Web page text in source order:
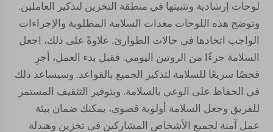
لوحات إرشادية وتثبيتها في منطقة التخزين لتذكير العاملين.
وتوضح هذه اللوحات معدات السلامة المطلوبة والإجراءات
الواجب اتخاذها في حالات الطوارئ. علاوةً على ذلك، اجعل
السلامة جزءًا من الروتين اليومي. فقبل بدء العمل، أجرِ
فحصًا سريعًا للسلامة لتذكير الجميع بالقواعد. وسيساعد ذلك
في الحفاظ على الوعي بالسلامة. وبتوفير التثقيف المستمر
للفريق وجعل السلامة أولوية قصوى، يمكنك ضمان بيئة
عمل آمنة لجميع الأشخاص المشاركين في تخزين وهندلة